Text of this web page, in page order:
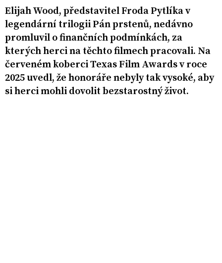
Elijah Wood, představitel Froda Pytlíka v
legendární trilogii Pán prstenů, nedávno
promluvil o finančních podmínkách, za
kterých herci na těchto filmech pracovali. Na
červeném koberci Texas Film Awards v roce
2025 uvedl, že honoráře nebyly tak vysoké, aby
si herci mohli dovolit bezstarostný život.